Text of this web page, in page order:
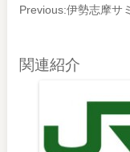
Previous:伊勢志摩サ
関連紹介